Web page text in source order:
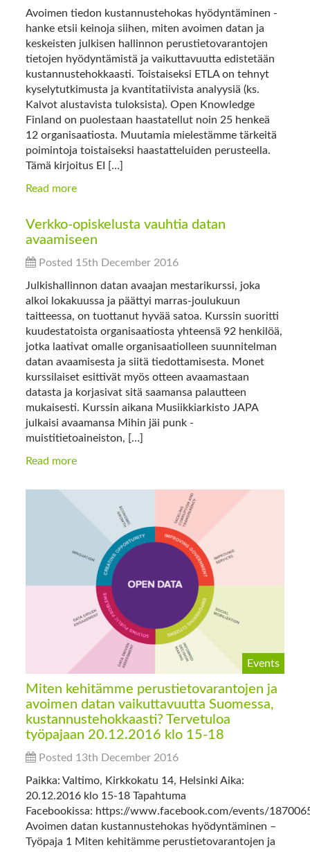
Avoimen tiedon kustannustehokas hyödyntäminen -
hanke etsii keinoja siihen, miten avoimen datan ja
keskeisten julkisen hallinnon perustietovarantojen
tietojen hyödyntämistä ja vaikuttavuutta edistetään
kustannustehokkaasti. Toistaiseksi ETLA on tehnyt
kyselytutkimusta ja kvantitatiivista analyysiä (ks.
Kalvot alustavista tuloksista). Open Knowledge
Finland on puolestaan haastatellut noin 25 henkeä
12 organisaatiosta. Muutamia mielestämme tärkeitä
poimintoja toistaiseksi haastatteluiden perusteella.
Tämä kirjoitus EI […]
Read more
Verkko-opiskelusta vauhtia datan
avaamiseen
Posted 15th December 2016
Julkishallinnon datan avaajan mestarikurssi, joka
alkoi lokakuussa ja päättyi marras-joulukuun
taitteessa, on tuottanut hyvää satoa. Kurssin suoritti
kuudestatoista organisaatiosta yhteensä 92 henkilöä,
jotka laativat omalle organisaatiolleen suunnitelman
datan avaamisesta ja siitä tiedottamisesta. Monet
kurssilaiset esittivät myös otteen avaamastaan
datasta ja korjasivat sitä saamansa palautteen
mukaisesti. Kurssin aikana Musiikkiarkisto JAPA
julkaisi avaamansa Mihin jäi punk -
muistitietoaineiston, […]
Read more
Events
Miten kehitämme perustietovarantojen ja
avoimen datan vaikuttavuutta Suomessa,
kustannustehokkaasti? Tervetuloa
työpajaan 20.12.2016 klo 15-18
Posted 13th December 2016
Paikka: Valtimo, Kirkkokatu 14, Helsinki Aika:
20.12.2016 klo 15-18 Tapahtuma
Facebookissa: https://www.facebook.com/events/
Avoimen datan kustannustehokas hyödyntäminen –
Työpaja 1 Miten kehitämme perustietovarantojen ja